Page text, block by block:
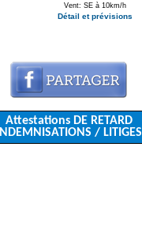
Vent: SE à 10km/h
Détail et prévisions
Attestations DE RETARD
INDEMNISATIONS / LITIGES